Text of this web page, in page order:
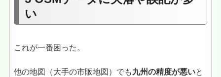
い
これが一番困った。
他の地図（大手の市販地図）でも九州の精度が悪いと